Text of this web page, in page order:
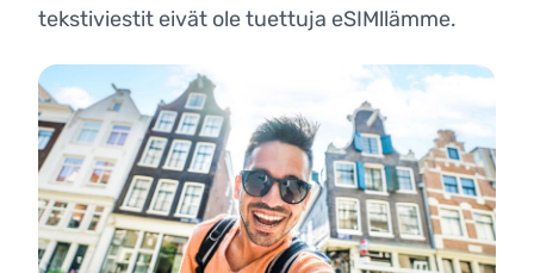
tekstiviestit eivät ole tuettuja eSIMllämme.